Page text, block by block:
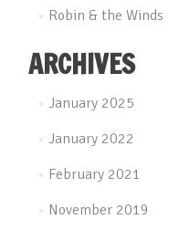
Robin & the Winds
ARCHIVES
January 2025
January 2022
February 2021
November 2019